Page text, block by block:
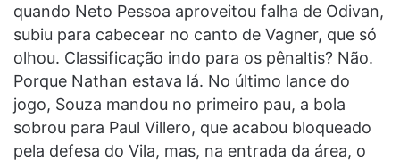
quando Neto Pessoa aproveitou falha de Odivan,
subiu para cabecear no canto de Vagner, que só
olhou. Classificação indo para os pênaltis? Não.
Porque Nathan estava lá. No último lance do
jogo, Souza mandou no primeiro pau, a bola
sobrou para Paul Villero, que acabou bloqueado
pela defesa do Vila, mas, na entrada da área, o